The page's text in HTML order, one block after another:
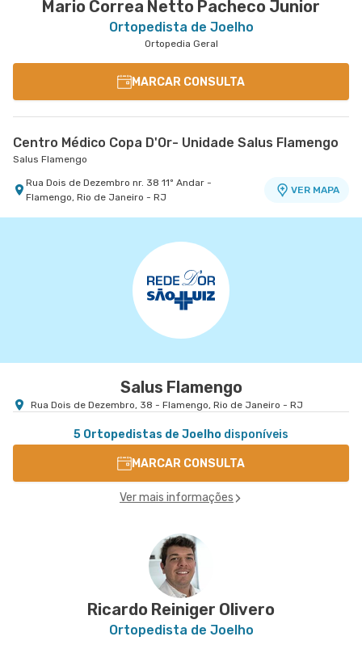
Mario Correa Netto Pacheco Junior
Ortopedista de Joelho
Ortopedia Geral
MARCAR CONSULTA
Centro Médico Copa D'Or- Unidade Salus Flamengo
Salus Flamengo
Rua Dois de Dezembro nr. 38 11º Andar -
Flamengo, Rio de Janeiro - RJ
VER MAPA
Salus Flamengo
Rua Dois de Dezembro, 38 - Flamengo, Rio de Janeiro - RJ
5 Ortopedistas de Joelho disponíveis
MARCAR CONSULTA
Ver mais informações
Ricardo Reiniger Olivero
Ortopedista de Joelho